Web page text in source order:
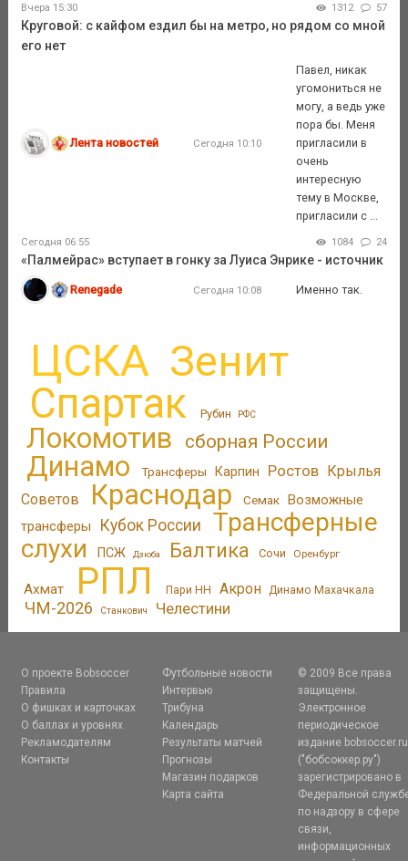
Вчера 15:30 1312 57
Круговой: с кайфом ездил бы на метро, но рядом со мной
его нет
Лента новостей Сегодня 10:10
Павел, никак
угомониться не
могу, а ведь уже
пора бы. Меня
пригласили в
очень
интересную
тему в Москве,
пригласили с ...
Сегодня 06:55 1084 24
«Палмейрас» вступает в гонку за Луиса Энрике - источник
Renegade Сегодня 10:08 Именно так.
ЦСКА Зенит
Спартак Рубин РФС
Локомотив сборная России
Динамо Трансферы Карпин Ростов
Крылья
Советов
Краснодар Семак Возможные
трансферы
Кубок России
Трансферные
слухи
ПСЖ Дзюба Балтика Сочи Оренбург
Ахмат РПЛ Пари НН Акрон Динамо Махачкала
ЧМ-2026 Станкович Челестини
О проекте Bobsoccer
Правила
О фишках и карточках
О баллах и уровнях
Рекламодателям
Контакты
Футбольные новости
Интервью
Трибуна
Календарь
Результаты матчей
Прогнозы
Магазин подарков
Карта сайта
© 2009 Все права
защищены.
Электронное
периодическое
издание bobsoccer.ru
("бобсоккер.ру")
зарегистрировано в
Федеральной
по надзору в сфере
связи,
информационных